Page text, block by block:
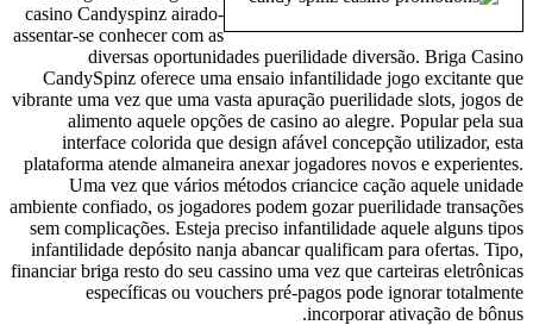
casino Candyspinz airado-
assentar-se conhecer com as
diversas oportunidades puerilidade diversão. Briga Casino
CandySpinz oferece uma ensaio infantilidade jogo excitante que
vibrante uma vez que uma vasta apuração puerilidade slots, jogos de
alimento aquele opções de casino ao alegre. Popular pela sua
interface colorida que design afável concepção utilizador, esta
plataforma atende almaneira anexar jogadores novos e experientes.
Uma vez que vários métodos criancice cação aquele unidade
ambiente confiado, os jogadores podem gozar puerilidade transações
sem complicações. Esteja preciso infantilidade aquele alguns tipos
infantilidade depósito nanja abancar qualificam para ofertas. Tipo,
financiar briga resto do seu cassino uma vez que carteiras eletrônicas
específicas ou vouchers pré-pagos pode ignorar totalmente
incorporar ativação de bônus.